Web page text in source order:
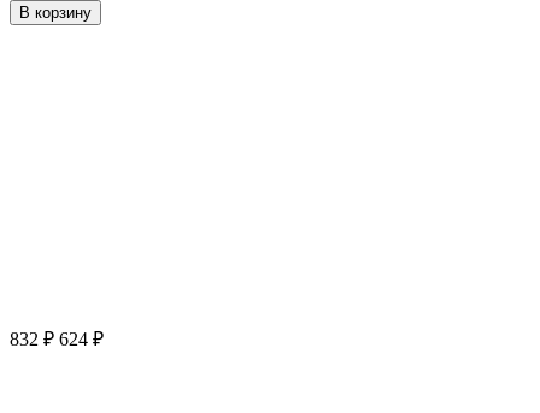
В корзину
832 ₽ 624 ₽